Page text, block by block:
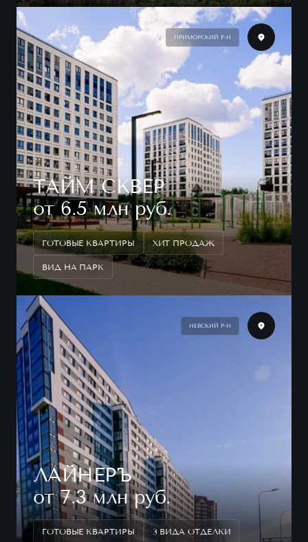
ПРИМОРСКИЙ Р-Н
ТАЙМ СКВЕР
от 6.5 млн руб.
ГОТОВЫЕ КВАРТИРЫ ХИТ ПРОДАЖ
ВИД НА ПАРК
НЕВСКИЙ Р-Н
ЛАЙНЕРЪ
от 7.3 млн руб.
ГОТОВЫЕ КВАРТИРЫ 3 ВИДА ОТДЕЛКИ